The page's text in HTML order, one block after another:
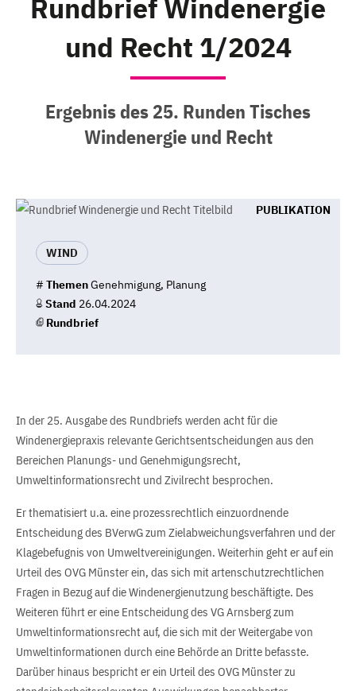
Rundbrief Windenergie
und Recht 1/2024
Ergebnis des 25. Runden Tisches
Windenergie und Recht
PUBLIKATION
WIND
# ThemenGenehmigung, Planung
Stand 26.04.2024
Rundbrief
In der 25. Ausgabe des Rundbriefs werden acht für die
Windenergiepraxis relevante Gerichtsentscheidungen aus den
Bereichen Planungs- und Genehmigungsrecht,
Umweltinformationsrecht und Zivilrecht besprochen.
Er thematisiert u.a. eine prozessrechtlich einzuordnende
Entscheidung des BVerwG zum Zielabweichungsverfahren und der
Klagebefugnis von Umweltvereinigungen. Weiterhin geht er auf ein
Urteil des OVG Münster ein, das sich mit artenschutzrechtlichen
Fragen in Bezug auf die Windenergienutzung beschäftigte. Des
Weiteren führt er eine Entscheidung des VG Arnsberg zum
Umweltinformationsrecht auf, die sich mit der Weitergabe von
Umweltinformationen durch eine Behörde an Dritte befasste.
Darüber hinaus bespricht er ein Urteil des OVG Münster zu